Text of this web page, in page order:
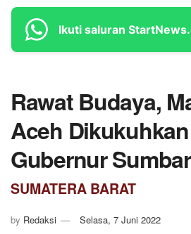
Ikuti saluran
Rawat Budaya,
Aceh
Gubernur Sumbar
SUMATERA BARAT
by Redaksi Selasa, 7 Juni 2022